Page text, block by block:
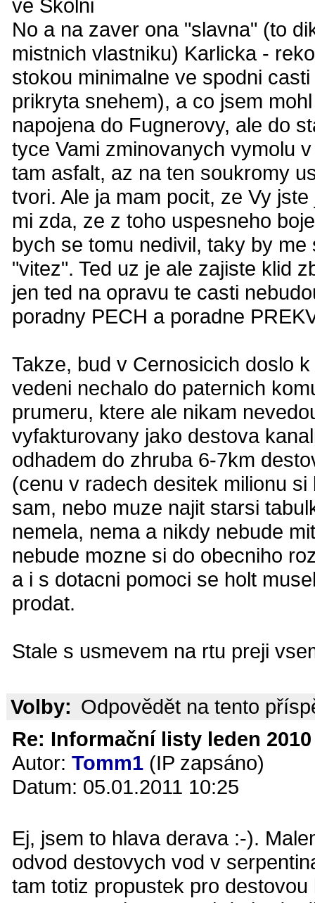
ve Skolni
No a na zaver ona "slavna" (to
mistnich vlastniku) Karlicka -
stokou minimalne ve spodni
prikryta snehem), a co jsem
napojena do Fugnerovy, ale do
tyce Vami zminovanych vymolu
tam asfalt, az na ten soukromy
tvori. Ale ja mam pocit, ze Vy
mi zda, ze z toho uspesneho
bych se tomu nedivil, taky by
"vitez". Ted uz je ale zajiste klid
jen ted na opravu te casti
poradny PECH a poradne
Takze, bud v Cernosicich doslo
vedeni nechalo do paternich
prumeru, ktere ale nikam
vyfakturovany jako destova
odhadem do zhruba 6-7km
(cenu v radech desitek milionu
sam, nebo muze najit starsi
nemela, nema a nikdy nebude
nebude mozne si do obecniho
a i s dotacni pomoci se holt
prodat.
Stale s usmevem na rtu preji
Volby: Odpovědět na tento
Re: Informační listy leden
Autor: Tomm1 (IP zapsáno)
Datum: 05.01.2011 10:25
Ej, jsem to hlava derava :-).
odvod destovych vod v
tam totiz propustek pro